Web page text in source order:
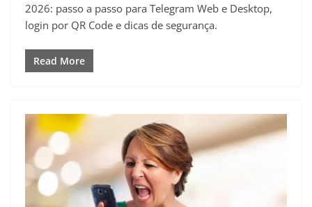
2026: passo a passo para Telegram Web e Desktop,
login por QR Code e dicas de segurança.
Read More